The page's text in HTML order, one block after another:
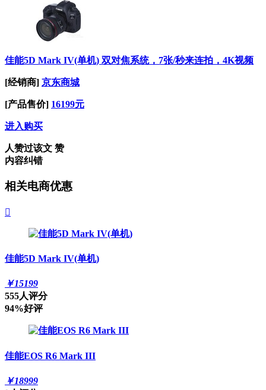
佳能5D Mark IV(单机) 双对焦系统，7张/秒来连拍，4K视频
[经销商] 京东商城
[产品售价] 16199元
进入购买
人赞过该文 赞
内容纠错
相关电商优惠

佳能5D Mark IV(单机)
￥15199
555人评分
94%好评
佳能EOS R6 Mark III
￥18999